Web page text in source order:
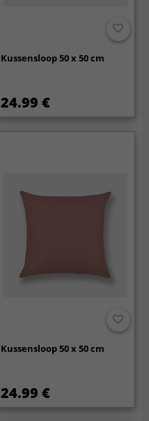
Kussensloop 50 x 50 cm
24.99 €
Kussensloop 50 x 50 cm
24.99 €